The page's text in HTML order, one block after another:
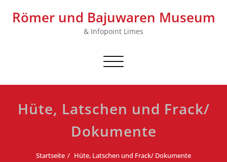
Römer und Bajuwaren Museum
& Infopoint Limes
Schalte Navigation
Hüte, Latschen und Frack/
Dokumente
Startseite Hüte, Latschen und Frack/ Dokumente